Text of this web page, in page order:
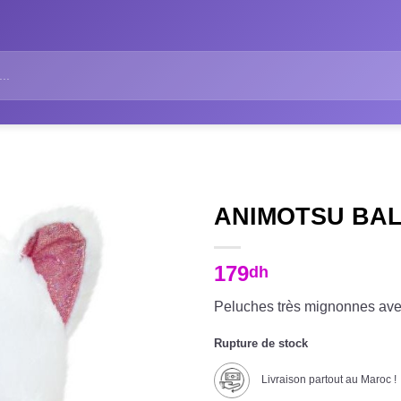
ANIMOTSU
179dh
Peluches très mignonnes
Rupture de stock
Livraison partout au Maroc !